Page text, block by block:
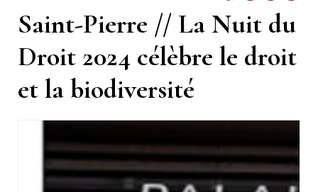
Saint-Pierre // La Nuit du
Droit 2024 célèbre le droit
et la biodiversité